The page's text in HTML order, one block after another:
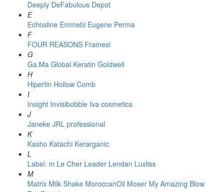
Deeply DeFabulous Depot
E
Echosline Emmebi Eugene Perma
F
FOUR REASONS Framesi
G
Ga.Ma Global Keratin Goldwell
H
Hipertin Hollow Comb
I
Insight Invisibobble Iva cosmetics
J
Janeke JRL professional
K
Kasho Katachi Kerarganic
L
Label. m Le Cher Leader Lendan Luxliss
M
Matrix Milk Shake MoroccanOil Moser My Amazing Blow